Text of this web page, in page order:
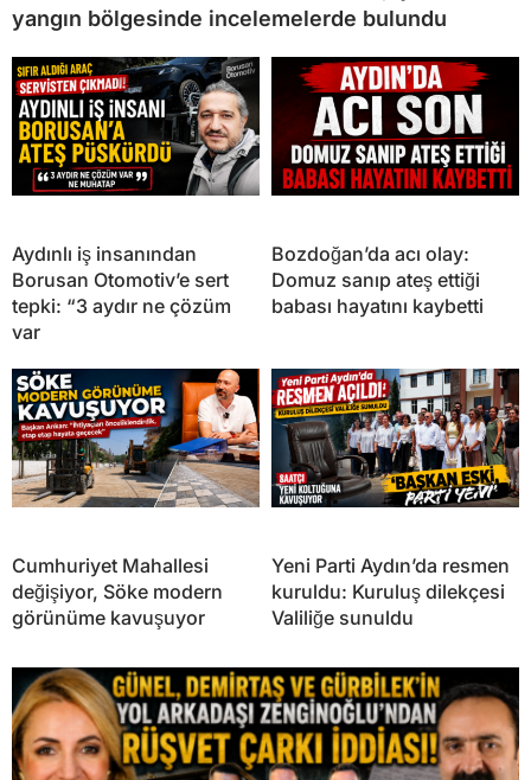
yangın bölgesinde incelemelerde bulundu
Aydınlı iş insanından
Borusan Otomotiv’e sert
tepki: “3 aydır ne çözüm
var
Bozdoğan’da acı olay:
Domuz sanıp ateş ettiği
babası hayatını kaybetti
Cumhuriyet Mahallesi
değişiyor, Söke modern
görünüme kavuşuyor
Yeni Parti Aydın’da resmen
kuruldu: Kuruluş dilekçesi
Valiliğe sunuldu